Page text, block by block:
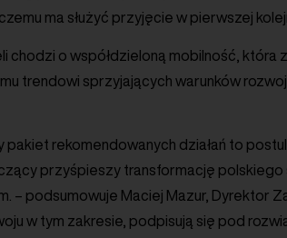
ma służyć przyjęcie w pierwszej
chodzi o współdzieloną mobilność, która
trendowi sprzyjających warunków
pakiet rekomendowanych działań to
przyśpieszy transformację
– podsumowuje Maciej Mazur, Dyrektor
w tym zakresie, podpisują się pod